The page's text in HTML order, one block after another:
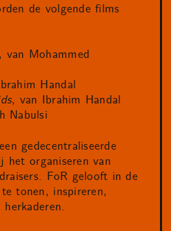
de volgende films
, van Mohammed
Handal
, van Ibrahim Handal
Nabulsi
gedecentraliseerde
het organiseren van
FoR gelooft in de
tonen, inspireren,